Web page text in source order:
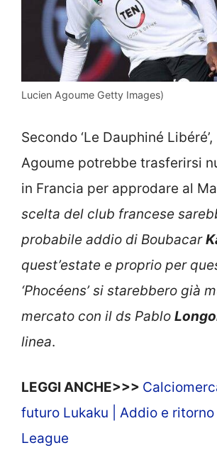
Lucien Agoume Getty Images)
Secondo ‘Le Dauphiné
Agoume potrebbe trasferirsi
in Francia per approdare al
scelta del club francese
probabile addio di Boubacar
quest’estate e proprio per
‘Phocéens’ si starebbero già
mercato con il ds Pablo
linea.
LEGGI ANCHE>>>
futuro Lukaku | Addio e
League